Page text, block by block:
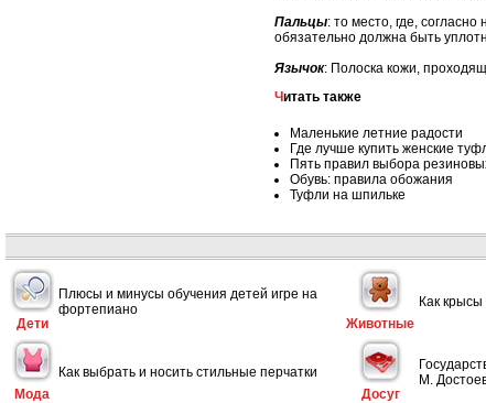
Пальцы: то место, где,
обязательно должна быть
Язычок: Полоска кожи,
Читать также
Маленькие летние радости
Где лучше купить женские
Пять правил выбора
Обувь: правила обожания
Туфли на шпильке
Дети
Плюсы и минусы обучения детей игре на
фортепиано
Животные
Как
Мода
Как выбрать и носить стильные перчатки
Досуг
М.